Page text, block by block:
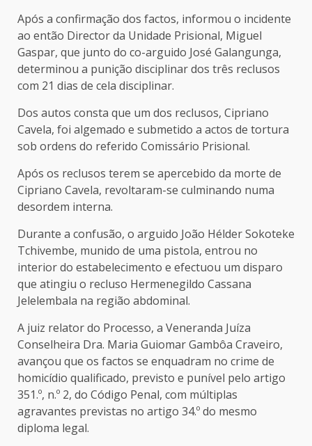
Após a confirmação dos factos, informou o incidente
ao então Director da Unidade Prisional, Miguel
Gaspar, que junto do co-arguido José Galangunga,
determinou a punição disciplinar dos três reclusos
com 21 dias de cela disciplinar.
Dos autos consta que um dos reclusos, Cipriano
Cavela, foi algemado e submetido a actos de tortura
sob ordens do referido Comissário Prisional.
Após os reclusos terem se apercebido da morte de
Cipriano Cavela, revoltaram-se culminando numa
desordem interna.
Durante a confusão, o arguido João Hélder Sokoteke
Tchivembe, munido de uma pistola, entrou no
interior do estabelecimento e efectuou um disparo
que atingiu o recluso Hermenegildo Cassana
Jelelembala na região abdominal.
A juiz relator do Processo, a Veneranda Juíza
Conselheira Dra. Maria Guiomar Gambôa Craveiro,
avançou que os factos se enquadram no crime de
homicídio qualificado, previsto e punível pelo artigo
351.º, n.º 2, do Código Penal, com múltiplas
agravantes previstas no artigo 34.º do mesmo
diploma legal.